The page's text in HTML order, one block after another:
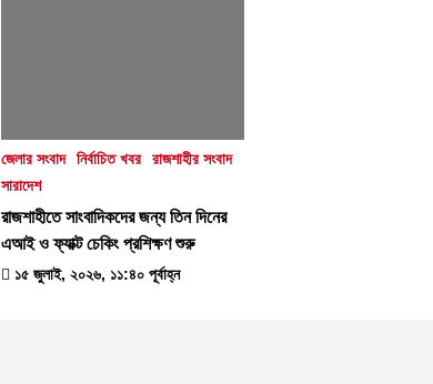
জেলার সংবাদ নির্বাচিত খবর
রাজশাহীর সংবাদ
সারাদেশ
রাজশাহীতে সাংবাদিকদের জন্য তিন দিনের
এআই ও ফ্যাক্ট চেকিং প্রশিক্ষণ শুরু
১৫ জুলাই, ২০২৬, ১১:৪০ পূর্বাহ্ন